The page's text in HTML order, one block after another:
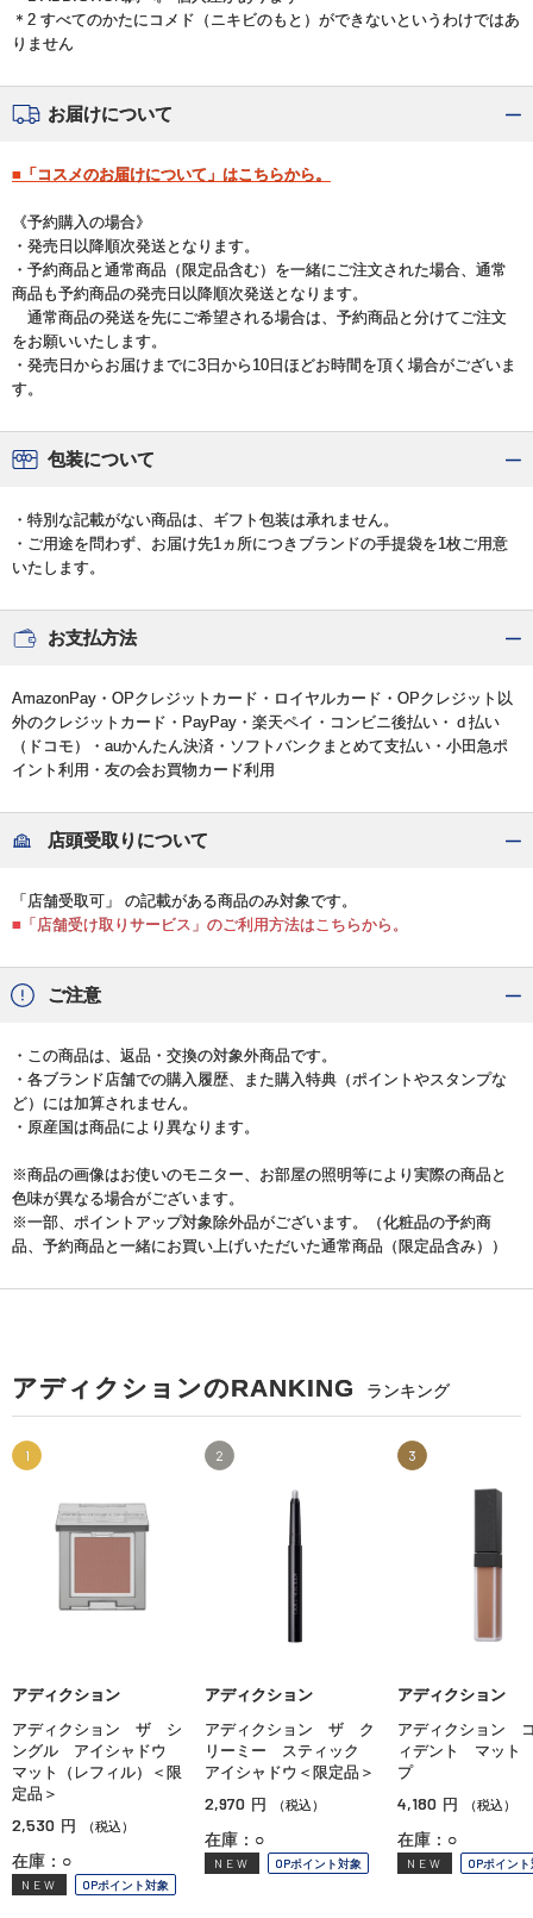
＊2 すべてのかたにコメド（ニキビのもと）ができないというわけではあ
りません
お届けについて
■「コスメのお届けについて」はこちらから。
《予約購入の場合》
・発売日以降順次発送となります。
・予約商品と通常商品（限定品含む）を一緒にご注文された場合、通常
商品も予約商品の発売日以降順次発送となります。
通常商品の発送を先にご希望される場合は、予約商品と分けてご注文
をお願いいたします。
・発売日からお届けまでに3日から10日ほどお時間を頂く場合がございま
す。
包装について
・特別な記載がない商品は、ギフト包装は承れません。
・ご用途を問わず、お届け先1ヵ所につきブランドの手提袋を1枚ご用意
いたします。
お支払方法
AmazonPay・OPクレジットカード・ロイヤルカード・OPクレジット以
外のクレジットカード・PayPay・楽天ペイ・コンビニ後払い・ｄ払い
（ドコモ）・auかんたん決済・ソフトバンクまとめて支払い・小田急ポ
イント利用・友の会お買物カード利用
店頭受取りについて
「店舗受取可」 の記載がある商品のみ対象です。
■「店舗受け取りサービス」のご利用方法はこちらから。
ご注意
・この商品は、返品・交換の対象外商品です。
・各ブランド店舗での購入履歴、また購入特典（ポイントやスタンプな
ど）には加算されません。
・原産国は商品により異なります。
※商品の画像はお使いのモニター、お部屋の照明等により実際の商品と
色味が異なる場合がございます。
※一部、ポイントアップ対象除外品がございます。（化粧品の予約商
品、予約商品と一緒にお買い上げいただいた通常商品（限定品含み））
アディクションのRANKING ランキング
1
アディクション
アディクション ザ シ
ングル アイシャドウ
マット（レフィル）＜限
定品＞
2,530 円 （税込）
在庫：○
NEW OPポイント対象
2
アディクション
アディクション ザ ク
リーミー スティック
アイシャドウ＜限定品＞
2,970 円 （税込）
在庫：○
NEW OPポイント対象
3
アディクション
アディクション
ィデント マット
プ
4,180 円 （税込）
在庫：○
NEW OPポイン